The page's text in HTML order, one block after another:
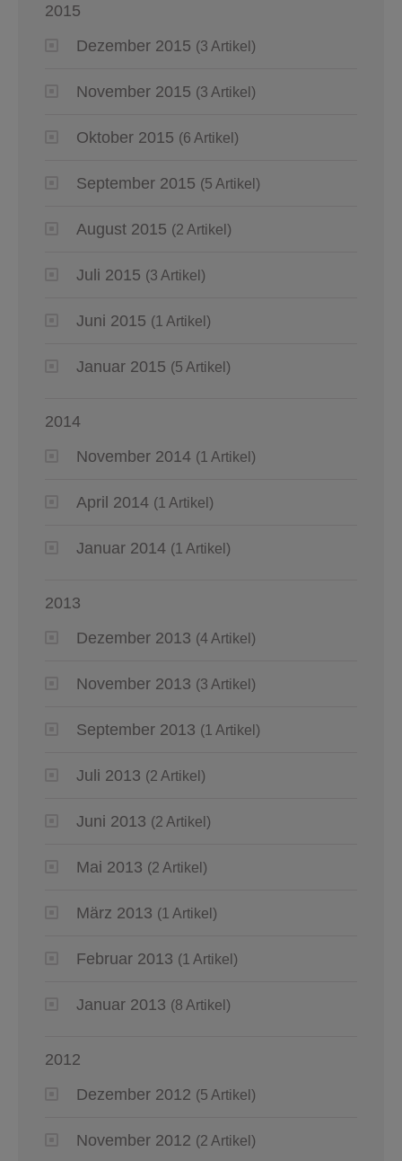
2015
Dezember 2015 (3 Artikel)
November 2015 (3 Artikel)
Oktober 2015 (6 Artikel)
September 2015 (5 Artikel)
August 2015 (2 Artikel)
Juli 2015 (3 Artikel)
Juni 2015 (1 Artikel)
Januar 2015 (5 Artikel)
2014
November 2014 (1 Artikel)
April 2014 (1 Artikel)
Januar 2014 (1 Artikel)
2013
Dezember 2013 (4 Artikel)
November 2013 (3 Artikel)
September 2013 (1 Artikel)
Juli 2013 (2 Artikel)
Juni 2013 (2 Artikel)
Mai 2013 (2 Artikel)
März 2013 (1 Artikel)
Februar 2013 (1 Artikel)
Januar 2013 (8 Artikel)
2012
Dezember 2012 (5 Artikel)
November 2012 (2 Artikel)